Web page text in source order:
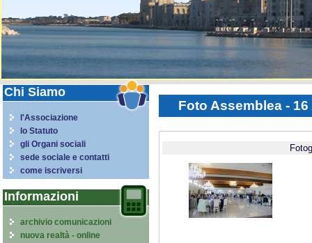
Chi Siamo
l'Associazione
lo Statuto
gli Organi sociali
sede sociale e contatti
come iscriversi
Informazioni
archivio comunicazioni
nuova realtà - online
Foto Assemblea -